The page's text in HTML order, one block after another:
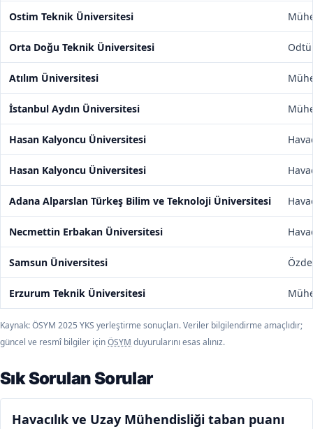
Ostim Teknik Üniversitesi
Orta Doğu Teknik Üniversitesi Odtü
Atılım Üniversitesi
İstanbul Aydın Üniversitesi
Hasan Kalyoncu Üniversitesi
Hasan Kalyoncu Üniversitesi
Adana Alparslan Türkeş Bilim ve Teknoloji Üniversitesi
Necmettin Erbakan Üniversitesi
Samsun Üniversitesi
Erzurum Teknik Üniversitesi
Kaynak: ÖSYM 2025 YKS yerleştirme sonuçları. Veriler bilgilendirme amaçlıdır;
güncel ve resmî bilgiler içinÖSYM duyurularını esas alınız.
Sık Sorulan Sorular
Havacılık ve Uzay Mühendisliği taban puanı